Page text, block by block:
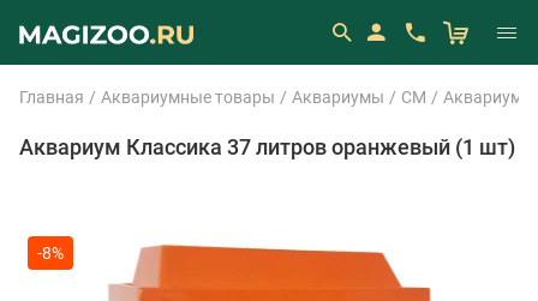
Главная Аквариумные товары Аквариумы СМ Аквариум
Аквариум Классика 37 литров оранжевый (1 шт)
-8%